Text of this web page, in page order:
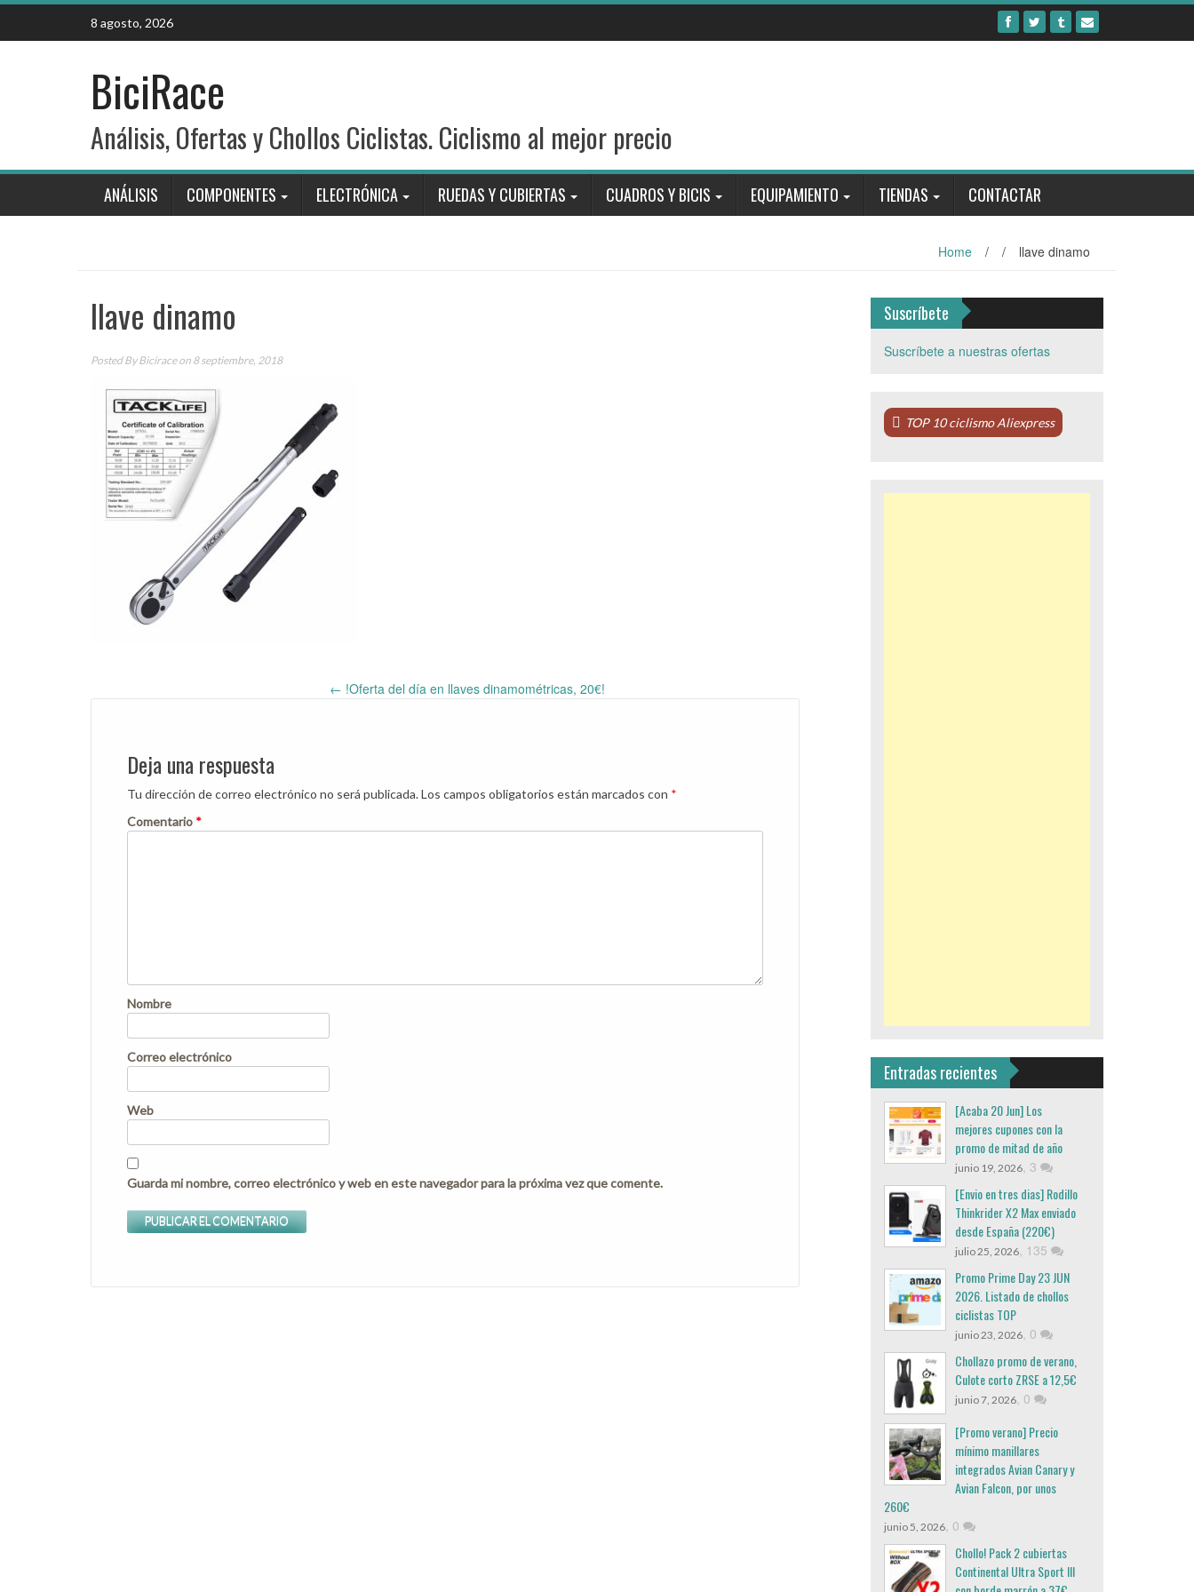
Skip
content
8 agosto, 2026
BiciRace
Análisis, Ofertas y Chollos Ciclistas. Ciclismo al mejor precio
ANÁLISIS COMPONENTES ELECTRÓNICA RUEDAS Y CUBIERTAS CUADROS Y BICIS EQUIPAMIENTO TIENDAS CONTACTAR
Home / / llave dinamo
llave dinamo
Posted ByBiciraceon 8 septiembre, 2018
Post
navigation
← !Oferta del día en llaves dinamométricas, 20€!
Deja una respuesta
Tu dirección de correo electrónico no será publicada.Los campos obligatorios están marcados con *
Comentario *
Nombre
Correo electrónico
Web
Guarda mi nombre, correo electrónico y web en este navegador para la próxima vez que comente.
Suscríbete
Suscríbete a nuestras ofertas
TOP 10 ciclismo Aliexpress
Entradas recientes
[Acaba 20 Jun] Los
mejores cupones con la
promo de mitad de año
junio 19, 2026, 3
[Envio en tres dias] Rodillo
Thinkrider X2 Max enviado
desde España (220€)
julio 25, 2026, 135
Promo Prime Day 23 JUN
2026. Listado de chollos
ciclistas TOP
junio 23, 2026, 0
Chollazo promo de verano,
Culote corto ZRSE a 12,5€
junio 7, 2026, 0
[Promo verano] Precio
mínimo manillares
integrados Avian Canary y
Avian Falcon, por unos
260€
junio 5, 2026, 0
Chollo! Pack 2 cubiertas
Continental Ultra Sport III